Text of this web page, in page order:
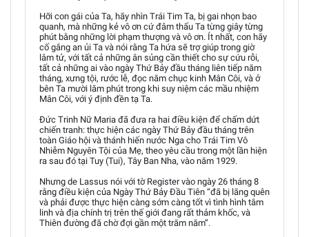
Hỡi con gái của Ta, hãy nhìn Trái Tim Ta, bị gai nhọn bao
quanh, mà những kẻ vô ơn cứ đâm thấu Ta từng giây từng
phút bằng những lời phạm thượng và vô ơn. Ít nhất, con hãy
cố gắng an ủi Ta và nói rằng Ta hứa sẽ trợ giúp trong giờ
lâm tử, với tất cả những ân sủng cần thiết cho sự cứu rỗi,
tất cả những ai vào ngày Thứ Bảy đầu tháng liên tiếp năm
tháng, xưng tội, rước lễ, đọc năm chục kinh Mân Côi, và ở
bên Ta mười lăm phút trong khi suy niệm các mầu nhiệm
Mân Côi, với ý định đền tạ Ta.
Đức Trinh Nữ Maria đã đưa ra hai điều kiện để chấm dứt
chiến tranh: thực hiện các ngày Thứ Bảy đầu tháng trên
toàn Giáo hội và thánh hiến nước Nga cho Trái Tim Vô
Nhiễm Nguyên Tội của Mẹ, theo yêu cầu trong một lần hiện
ra sau đó tại Tuy (Tui), Tây Ban Nha, vào năm 1929.
Nhưng de Lassus nói với tờ Register vào ngày 26 tháng 8
rằng điều kiện của Ngày Thứ Bảy Đầu Tiên “đã bị lãng quên
và phải được thực hiện càng sớm càng tốt vì tình hình tâm
linh và địa chính trị trên thế giới đang rất thảm khốc, và
Thiên đường đã chờ đợi gần một trăm năm”.